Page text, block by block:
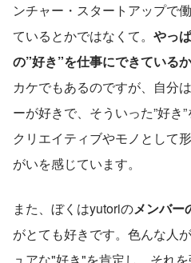
ンチャー・スタートアップで
ているとかではなくて。 やっ
の”好き”を仕事にできている
カケでもあるのですが、自分
ーが好きで、そういった”好き
クリエイティブやモノとして
がいを感じています。
また、ぼくはyutoriのメンバー
がとても好きです。色んな人